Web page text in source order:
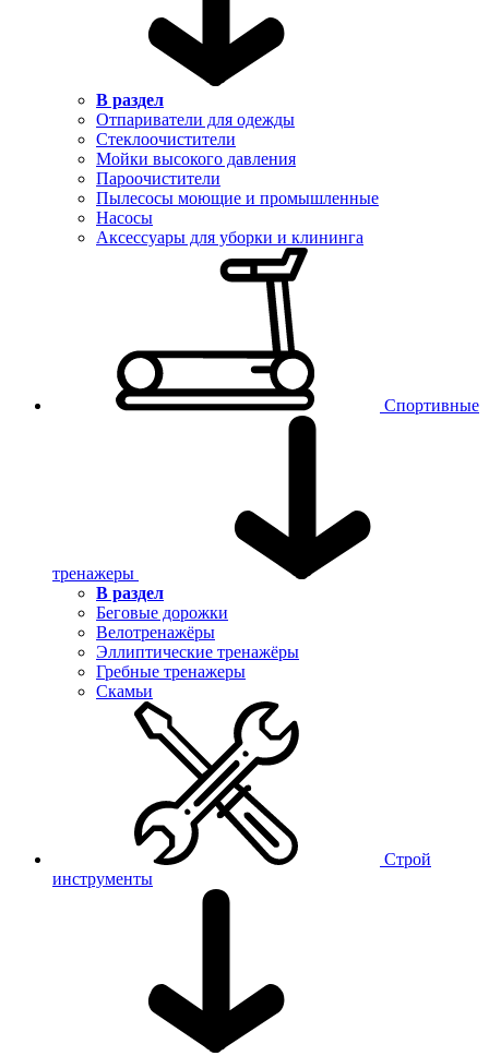
В раздел
Отпариватели для одежды
Стеклоочистители
Мойки высокого давления
Пароочистители
Пылесосы моющие и промышленные
Насосы
Аксессуары для уборки и клининга
Спортивные
тренажеры
В раздел
Беговые дорожки
Велотренажёры
Эллиптические тренажёры
Гребные тренажеры
Скамьи
Строй
инструменты